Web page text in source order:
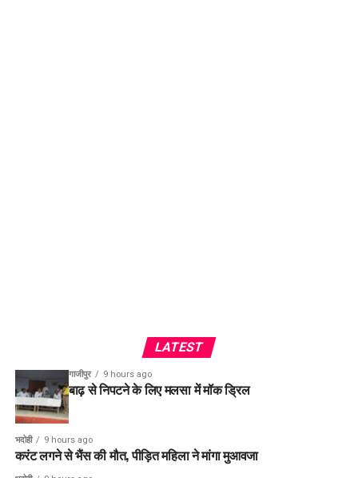
LATEST
गाजीपुर 9 hours ago
बाढ़ से निपटने के लिए मलसा में मॉक ड्रिल
भदोही 9 hours ago
करंट लगने से भैंस की मौत, पीड़ित महिला ने मांगा मुआवजा